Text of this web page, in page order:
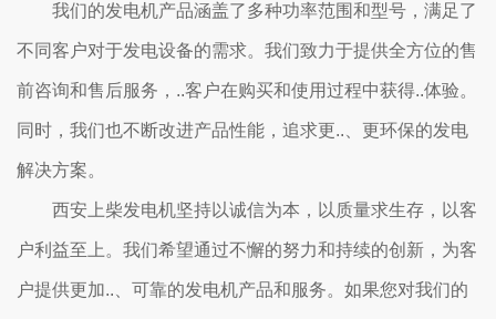
我们的发电机产品涵盖了多种功率范围和型号，满足了
不同客户对于发电设备的需求。我们致力于提供全方位的售
前咨询和售后服务，..客户在购买和使用过程中获得..体验。
同时，我们也不断改进产品性能，追求更..、更环保的发电
解决方案。
西安上柴发电机坚持以诚信为本，以质量求生存，以客
户利益至上。我们希望通过不懈的努力和持续的创新，为客
户提供更加..、可靠的发电机产品和服务。如果您对我们的